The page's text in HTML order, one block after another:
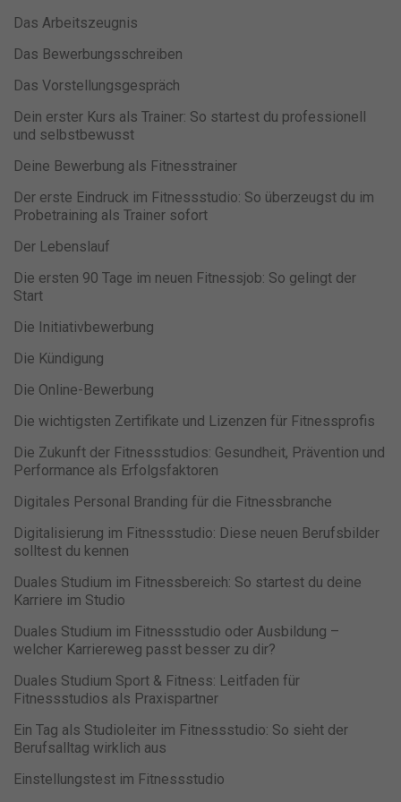
Das Arbeitszeugnis
Das Bewerbungsschreiben
Das Vorstellungsgespräch
Dein erster Kurs als Trainer: So startest du professionell
und selbstbewusst
Deine Bewerbung als Fitnesstrainer
Der erste Eindruck im Fitnessstudio: So überzeugst du im
Probetraining als Trainer sofort
Der Lebenslauf
Die ersten 90 Tage im neuen Fitnessjob: So gelingt der
Start
Die Initiativbewerbung
Die Kündigung
Die Online-Bewerbung
Die wichtigsten Zertifikate und Lizenzen für Fitnessprofis
Die Zukunft der Fitnessstudios: Gesundheit, Prävention und
Performance als Erfolgsfaktoren
Digitales Personal Branding für die Fitnessbranche
Digitalisierung im Fitnessstudio: Diese neuen Berufsbilder
solltest du kennen
Duales Studium im Fitnessbereich: So startest du deine
Karriere im Studio
Duales Studium im Fitnessstudio oder Ausbildung –
welcher Karriereweg passt besser zu dir?
Duales Studium Sport & Fitness: Leitfaden für
Fitnessstudios als Praxispartner
Ein Tag als Studioleiter im Fitnessstudio: So sieht der
Berufsalltag wirklich aus
Einstellungstest im Fitnessstudio
der Website zur Verfügung stehen.
können Ihre Einwilligung zu ganzen Kategorien geben oder sich
Cookies auswählen.
Alle akzeptieren Speichern
Nur essenzielle Cookies akzeptieren
Zurück
Datenschutzeinstellungen
Essenziell (1)
für die einwandfreie Funktion der Website erforderlich.
Marketing (1)
verwendet, um personalisierte Werbung anzuzeigen. Sie tun dies, indem
powered by Borlabs Cookie Datenschutzerklärung Impressum